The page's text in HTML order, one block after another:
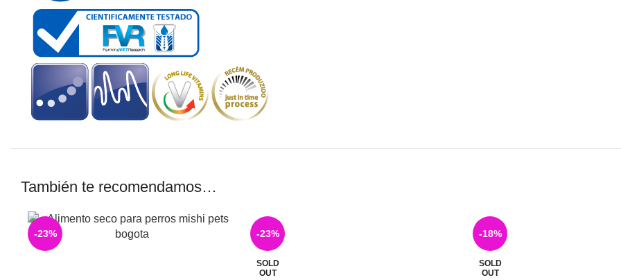
También te recomendamos…
-23% -23%
SOLD
OUT
-18%
SOLD
OUT